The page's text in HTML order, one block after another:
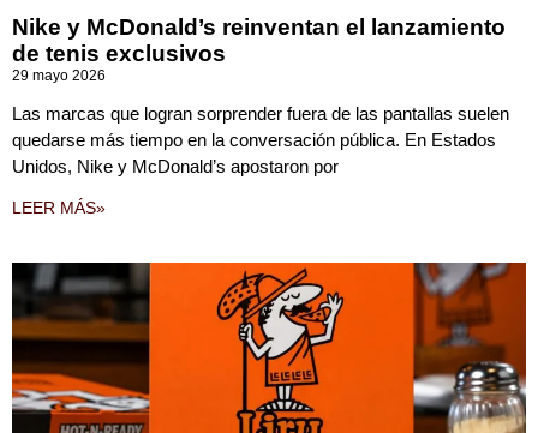
Nike y McDonald’s reinventan el lanzamiento
de tenis exclusivos
29 mayo 2026
Las marcas que logran sorprender fuera de las pantallas suelen
quedarse más tiempo en la conversación pública. En Estados
Unidos, Nike y McDonald’s apostaron por
LEER MÁS»